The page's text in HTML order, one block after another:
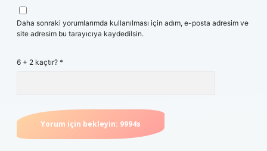
Daha sonraki yorumlarımda kullanılması için adım, e-posta adresim ve
site adresim bu tarayıcıya kaydedilsin.
6 + 2 kaçtır? *